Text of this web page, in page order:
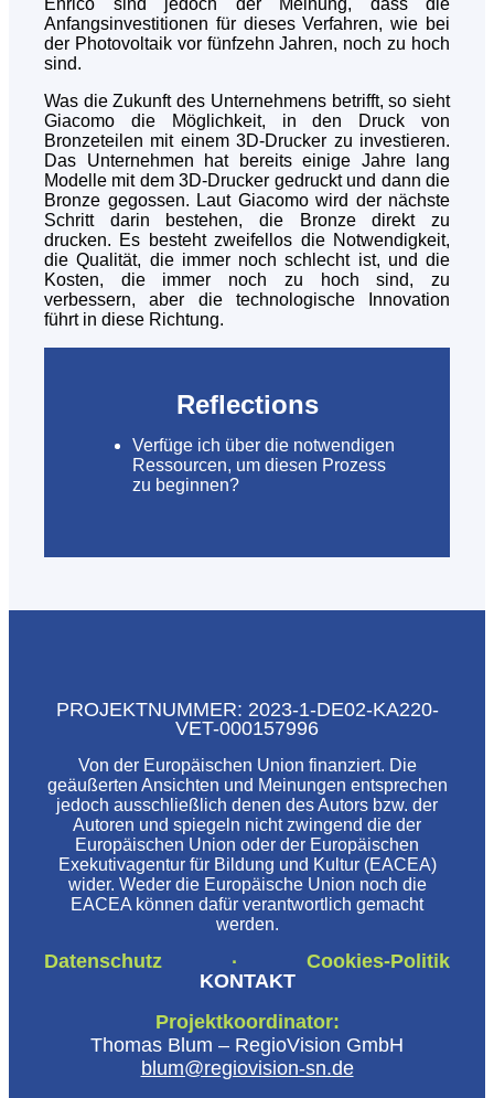
Enrico sind jedoch der Meinung, dass die
Anfangsinvestitionen für dieses Verfahren, wie bei
der Photovoltaik vor fünfzehn Jahren, noch zu hoch
sind.
Was die Zukunft des Unternehmens betrifft, so sieht
Giacomo die Möglichkeit, in den Druck von
Bronzeteilen mit einem 3D-Drucker zu investieren.
Das Unternehmen hat bereits einige Jahre lang
Modelle mit dem 3D-Drucker gedruckt und dann die
Bronze gegossen. Laut Giacomo wird der nächste
Schritt darin bestehen, die Bronze direkt zu
drucken. Es besteht zweifellos die Notwendigkeit,
die Qualität, die immer noch schlecht ist, und die
Kosten, die immer noch zu hoch sind, zu
verbessern, aber die technologische Innovation
führt in diese Richtung.
Reflections
Verfüge ich über die notwendigen
Ressourcen, um diesen Prozess
zu beginnen?
KONTAKT
Projektkoordinator:
Thomas Blum – RegioVision GmbH
blum@regiovision-sn.de
PROJEKTNUMMER: 2023-1-DE02-KA220-
VET-000157996
Von der Europäischen Union finanziert. Die
geäußerten Ansichten und Meinungen entsprechen
jedoch ausschließlich denen des Autors bzw. der
Autoren und spiegeln nicht zwingend die der
Europäischen Union oder der Europäischen
Exekutivagentur für Bildung und Kultur (EACEA)
wider. Weder die Europäische Union noch die
EACEA können dafür verantwortlich gemacht
werden.
Datenschutz · Cookies-Politik